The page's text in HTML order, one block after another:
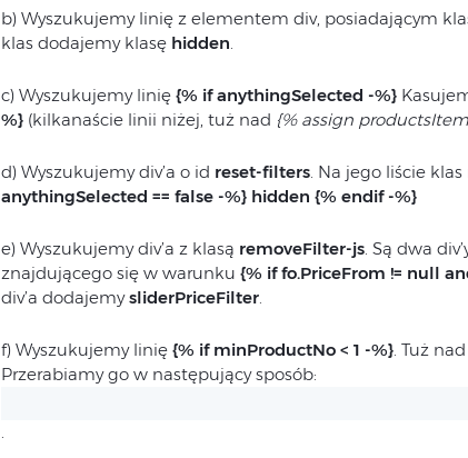
b) Wyszukujemy linię z elementem div, posiadającym
klas dodajemy klasę hidden.
c) Wyszukujemy linię {% if anythingSelected -%}
%}(kilkanaście linii niżej, tuż nad {% assign
d) Wyszukujemy div’a o id reset-filters. Na jego liście
anythingSelected == false -%} hidden {% endif -%}
e) Wyszukujemy div’a z klasą removeFilter-js. Są dwa
znajdującego się w warunku {% if fo.PriceFrom != null
div’a dodajemysliderPriceFilter.
f) Wyszukujemy linię {% if minProductNo < 1 -%}. Tuż
Przerabiamy go w następujący sposób:
.